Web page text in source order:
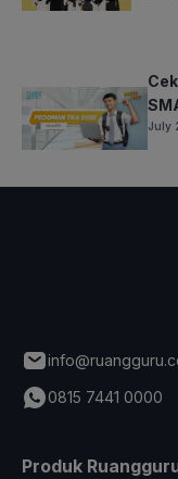
July
0815 7441 0000
Produk